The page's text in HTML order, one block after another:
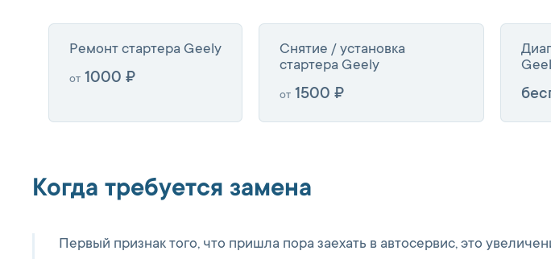
Ремонт стартера Geely
от 1000 ₽
Снятие / установка
стартера Geely
от 1500 ₽
Когда требуется замена
Первый признак того, что пришла пора заехать в автосервис, это